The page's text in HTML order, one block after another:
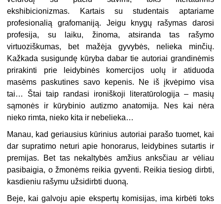
ekshibicionizmas. Kartais su studentais aptariame
profesionalią grafomaniją. Jeigu knygų rašymas darosi
profesija, su laiku, žinoma, atsiranda tas rašymo
virtuoziškumas, bet mažėja gyvybės, nelieka minčių.
Kažkada susigundę kūryba dabar tie autoriai grandinėmis
prirakinti prie leidybinės komercijos uolų ir atiduoda
masėms paskutines savo kepenis. Ne iš įkvėpimo visa
tai… Štai taip randasi ironiškoji literatūrologija – masių
sąmonės ir kūrybinio autizmo anatomija. Nes kai nėra
nieko rimta, nieko kita ir nebelieka…
Manau, kad geriausius kūrinius autoriai parašo tuomet, kai
dar supratimo neturi apie honorarus, leidybines sutartis ir
premijas. Bet tas nekaltybės amžius anksčiau ar vėliau
pasibaigia, o žmonėms reikia gyventi. Reikia tiesiog dirbti,
kasdieniu rašymu užsidirbti duoną.
Beje, kai galvoju apie ekspertų komisijas, ima kirbėti toks